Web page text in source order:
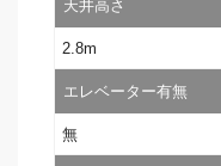
天井高さ
2.8m
エレベーター有無
無